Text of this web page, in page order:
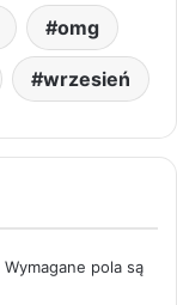
omg
wrzesień
Wymagane pola są